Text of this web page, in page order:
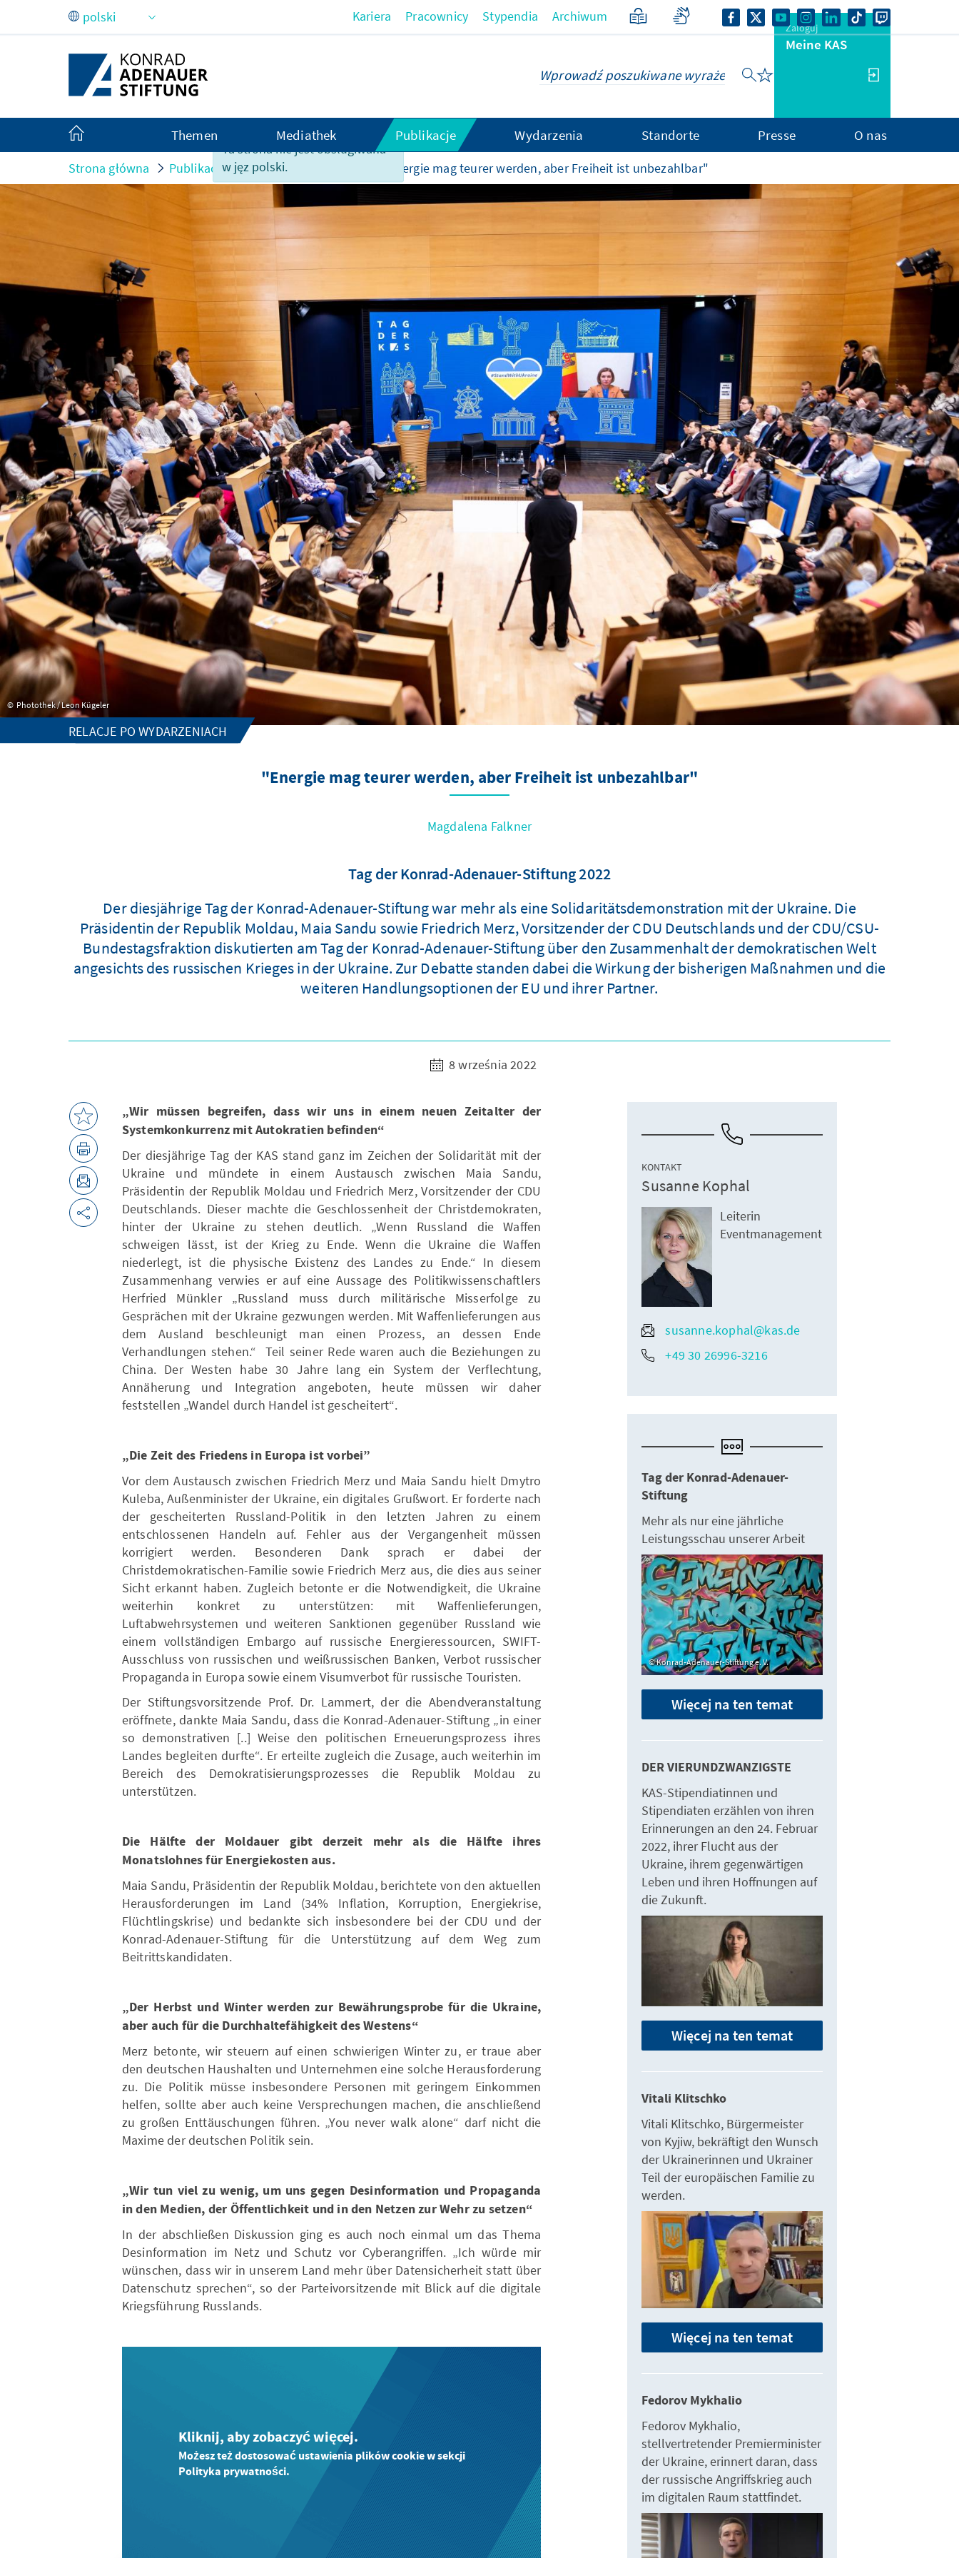
Skip to Main Content
Ta strona nie jest obsługiwana
w jęz polski.
Kariera Pracownicy Stypendia Archiwum
Zaloguj
Meine KAS
Themen Mediathek Publikacje Wydarzenia Standorte Presse O nas
Strona główna Publikacje Po wydarzeniach KAS "Energie mag teurer werden, aber Freiheit ist unbezahlbar"
Photothek / Leon Kügeler
RELACJE PO WYDARZENIACH
"Energie mag teurer werden, aber Freiheit ist unbezahlbar"
Magdalena Falkner
Tag der Konrad-Adenauer-Stiftung 2022
Der diesjährige Tag der Konrad-Adenauer-Stiftung war mehr als eine Solidaritätsdemonstration mit der Ukraine. Die
Präsidentin der Republik Moldau, Maia Sandu sowie Friedrich Merz, Vorsitzender der CDU Deutschlands und der CDU/CSU-
Bundestagsfraktion diskutierten am Tag der Konrad-Adenauer-Stiftung über den Zusammenhalt der demokratischen Welt
angesichts des russischen Krieges in der Ukraine. Zur Debatte standen dabei die Wirkung der bisherigen Maßnahmen und die
weiteren Handlungsoptionen der EU und ihrer Partner.
8 września 2022
„Wir müssen begreifen, dass wir uns in einem neuen Zeitalter der
Systemkonkurrenz mit Autokratien befinden“
Der diesjährige Tag der KAS stand ganz im Zeichen der Solidarität mit der
Ukraine und mündete in einem Austausch zwischen Maia Sandu,
Präsidentin der Republik Moldau und Friedrich Merz, Vorsitzender der CDU
Deutschlands. Dieser machte die Geschlossenheit der Christdemokraten,
hinter der Ukraine zu stehen deutlich. „Wenn Russland die Waffen
schweigen lässt, ist der Krieg zu Ende. Wenn die Ukraine die Waffen
niederlegt, ist die physische Existenz des Landes zu Ende.“ In diesem
Zusammenhang verwies er auf eine Aussage des Politikwissenschaftlers
Herfried Münkler „Russland muss durch militärische Misserfolge zu
Gesprächen mit der Ukraine gezwungen werden. Mit Waffenlieferungen aus
dem Ausland beschleunigt man einen Prozess, an dessen Ende
Verhandlungen stehen.“ Teil seiner Rede waren auch die Beziehungen zu
China. Der Westen habe 30 Jahre lang ein System der Verflechtung,
Annäherung und Integration angeboten, heute müssen wir daher
feststellen „Wandel durch Handel ist gescheitert“.
„Die Zeit des Friedens in Europa ist vorbei”
Vor dem Austausch zwischen Friedrich Merz und Maia Sandu hielt Dmytro
Kuleba, Außenminister der Ukraine, ein digitales Grußwort. Er forderte nach
der gescheiterten Russland-Politik in den letzten Jahren zu einem
entschlossenen Handeln auf. Fehler aus der Vergangenheit müssen
korrigiert werden. Besonderen Dank sprach er dabei der
Christdemokratischen-Familie sowie Friedrich Merz aus, die dies aus seiner
Sicht erkannt haben. Zugleich betonte er die Notwendigkeit, die Ukraine
weiterhin konkret zu unterstützen: mit Waffenlieferungen,
Luftabwehrsystemen und weiteren Sanktionen gegenüber Russland wie
einem vollständigen Embargo auf russische Energieressourcen, SWIFT-
Ausschluss von russischen und weißrussischen Banken, Verbot russischer
Propaganda in Europa sowie einem Visumverbot für russische Touristen.
Der Stiftungsvorsitzende Prof. Dr. Lammert, der die Abendveranstaltung
eröffnete, dankte Maia Sandu, dass die Konrad-Adenauer-Stiftung „in einer
so demonstrativen [..] Weise den politischen Erneuerungsprozess ihres
Landes begleiten durfte“. Er erteilte zugleich die Zusage, auch weiterhin im
Bereich des Demokratisierungsprozesses die Republik Moldau zu
unterstützen.
Die Hälfte der Moldauer gibt derzeit mehr als die Hälfte ihres
Monatslohnes für Energiekosten aus.
Maia Sandu, Präsidentin der Republik Moldau, berichtete von den aktuellen
Herausforderungen im Land (34% Inflation, Korruption, Energiekrise,
Flüchtlingskrise) und bedankte sich insbesondere bei der CDU und der
Konrad-Adenauer-Stiftung für die Unterstützung auf dem Weg zum
Beitrittskandidaten.
„Der Herbst und Winter werden zur Bewährungsprobe für die Ukraine,
aber auch für die Durchhaltefähigkeit des Westens“
Merz betonte, wir steuern auf einen schwierigen Winter zu, er traue aber
den deutschen Haushalten und Unternehmen eine solche Herausforderung
zu. Die Politik müsse insbesondere Personen mit geringem Einkommen
helfen, sollte aber auch keine Versprechungen machen, die anschließend
zu großen Enttäuschungen führen. „You never walk alone“ darf nicht die
Maxime der deutschen Politik sein.
„Wir tun viel zu wenig, um uns gegen Desinformation und Propaganda
in den Medien, der Öffentlichkeit und in den Netzen zur Wehr zu setzen“
In der abschließen Diskussion ging es auch noch einmal um das Thema
Desinformation im Netz und Schutz vor Cyberangriffen. „Ich würde mir
wünschen, dass wir in unserem Land mehr über Datensicherheit statt über
Datenschutz sprechen“, so der Parteivorsitzende mit Blick auf die digitale
Kriegsführung Russlands.
Kliknij, aby zobaczyć więcej.
Możesz też dostosować ustawienia plików cookie w sekcji
Polityka prywatności.
KONTAKT
Susanne Kophal
Leiterin
Eventmanagement
susanne.kophal@kas.de
+49 30 26996-3216
Tag der Konrad-Adenauer-
Stiftung
Mehr als nur eine jährliche
Leistungsschau unserer Arbeit
Konrad-Adenauer-Stiftung e. V.
Więcej na ten temat
DER VIERUNDZWANZIGSTE
KAS-Stipendiatinnen und
Stipendiaten erzählen von ihren
Erinnerungen an den 24. Februar
2022, ihrer Flucht aus der
Ukraine, ihrem gegenwärtigen
Leben und ihren Hoffnungen auf
die Zukunft.
Więcej na ten temat
Vitali Klitschko
Vitali Klitschko, Bürgermeister
von Kyjiw, bekräftigt den Wunsch
der Ukrainerinnen und Ukrainer
Teil der europäischen Familie zu
werden.
Więcej na ten temat
Fedorov Mykhalio
Fedorov Mykhalio,
stellvertretender Premierminister
der Ukraine, erinnert daran, dass
der russische Angriffskrieg auch
im digitalen Raum stattfindet.